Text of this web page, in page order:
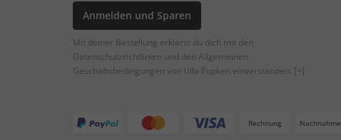
Anmelden und Sparen
Mit deiner Bestellung erklärst du dich mit den
Datenschutzrichtlinien und den Allgemeinen
Geschäftsbedingungen von Ulla Popken einverstanden. [+]
Rechnung Nachnahme